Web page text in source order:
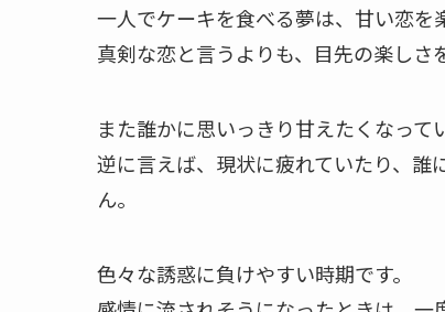
一人でケーキを食べる夢は、甘い恋を
真剣な恋と言うよりも、目先の楽しさ
また誰かに思いっきり甘えたくなって
逆に言えば、現状に疲れていたり、
ん。
色々な誘惑に負けやすい時期です。